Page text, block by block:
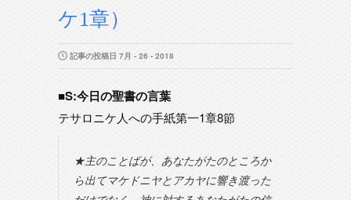
ケ1章）
記事の投稿日 7月 - 26 - 2018
■S:今日の聖書の言葉
テサロニケ人への手紙第一1章8節
★主のことばが、あなたがたのところか
ら出てマケドニヤとアカヤに響き渡った